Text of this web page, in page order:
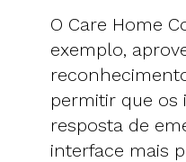
O Care Home
exemplo,
permitir que os
resposta de
interface mais